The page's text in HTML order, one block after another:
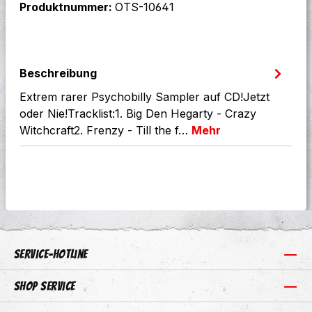
Produktnummer: OTS-10641
Beschreibung
Extrem rarer Psychobilly Sampler auf CD!Jetzt
oder Nie!Tracklist:1. Big Den Hegarty - Crazy
Witchcraft2. Frenzy - Till the f… Mehr
Service-Hotline
Shop Service